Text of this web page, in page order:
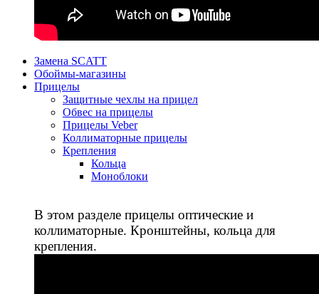
Замена SCATT
Обоймы-магазины
Прицелы
Защитные чехлы на прицел
Обвес на прицелы
Прицелы Veber
Коллиматорные прицелы
Крепления
Кольца
Моноблоки
В этом разделе прицелы оптические и
коллиматорные. Кронштейны, кольца для
крепления.